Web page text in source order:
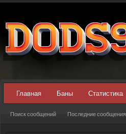
Главная Баны Статистика
Поиск сообщений Последние сообщения